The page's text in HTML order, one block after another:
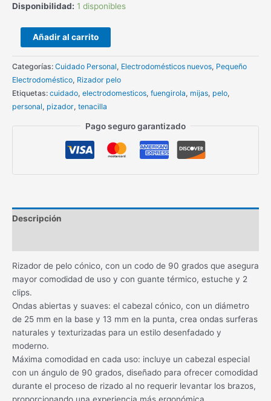
Disponibilidad: 1 disponibles
Añadir al carrito
Categorías: Cuidado Personal, Electrodomésticos nuevos, Pequeño
Electrodoméstico, Rizador pelo
Etiquetas: cuidado, electrodomesticos, fuengirola, mijas, pelo,
personal, pizador, tenacilla
Pago seguro garantizado
Descripción
Rizador de pelo cónico, con un codo de 90 grados que asegura
mayor comodidad de uso y con guante térmico, estuche y 2
clips.
Ondas abiertas y suaves: el cabezal cónico, con un diámetro
de 25 mm en la base y 13 mm en la punta, crea ondas surferas
naturales y texturizadas para un estilo desenfadado y
moderno.
Máxima comodidad en cada uso: incluye un cabezal especial
con un ángulo de 90 grados, diseñado para ofrecer comodidad
durante el proceso de rizado al no requerir levantar los brazos,